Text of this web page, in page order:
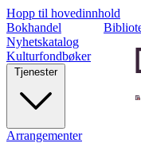
Hopp til hovedinnhold
Bokhandel
Nyhetskatalog
Kulturfondbøker
Tjenester
Arrangementer